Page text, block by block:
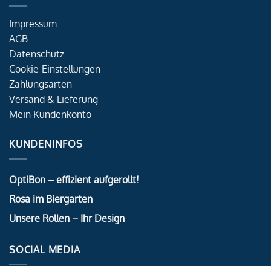
Impressum
AGB
Datenschutz
Cookie-Einstellungen
Zahlungsarten
Versand & Lieferung
Mein Kundenkonto
KUNDENINFOS
OptiBon – effizient aufgerollt!
Rosa im Biergarten
Unsere Rollen – Ihr Design
SOCIAL MEDIA